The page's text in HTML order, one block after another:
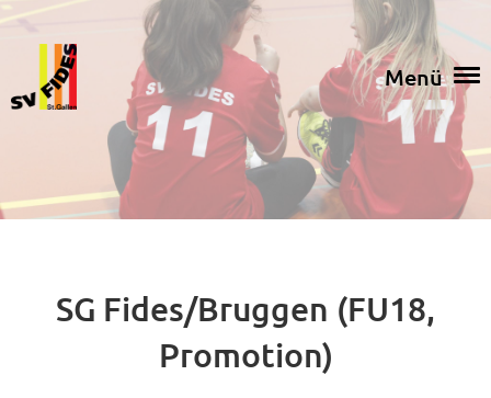
Menü
SG Fides/Bruggen (FU18,
Promotion)